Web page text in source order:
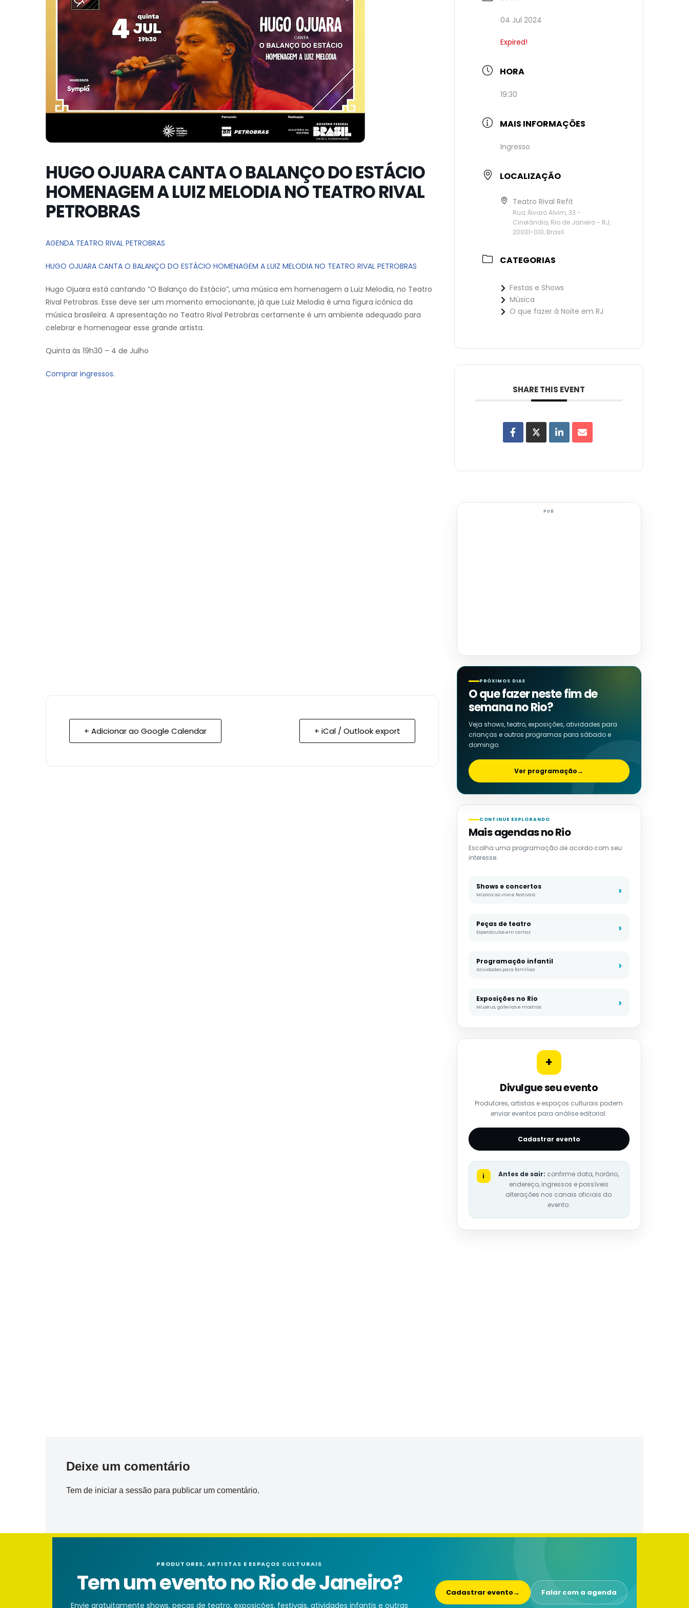
HUGO OJUARA CANTA O BALANÇO DO ESTÁCIO
HOMENAGEM A LUIZ MELODIA NO TEATRO RIVAL
PETROBRAS
AGENDA TEATRO RIVAL PETROBRAS
HUGO OJUARA CANTA O BALANÇO DO ESTÁCIO HOMENAGEM A LUIZ MELODIA NO TEATRO RIVAL PETROBRAS
Hugo Ojuara está cantando “O Balanço do Estácio”, uma música em homenagem a Luiz Melodia, no Teatro
Rival Petrobras. Esse deve ser um momento emocionante, já que Luiz Melodia é uma figura icônica da
música brasileira. A apresentação no Teatro Rival Petrobras certamente é um ambiente adequado para
celebrar e homenagear esse grande artista.
Quinta às 19h30 – 4 de Julho
Comprar ingressos.
+ Adicionar ao Google Calendar + iCal / Outlook export
04 Jul 2024
Expired!
HORA
19:30
MAIS INFORMAÇÕES
Ingresso
LOCALIZAÇÃO
Teatro Rival Refit
Rua Álvaro Alvim, 33 -
Cinelândia, Rio de Janeiro - RJ,
20031-010, Brasil
CATEGORIAS
Festas e Shows
Música
O que fazer à Noite em RJ
SHARE THIS EVENT
PUB
PRÓXIMOS DIAS
O que fazer neste fim de
semana no Rio?
Veja shows, teatro, exposições, atividades para
crianças e outros programas para sábado e
domingo.
Ver programação→
CONTINUE EXPLORANDO
Mais agendas no Rio
Escolha uma programação de acordo com seu
interesse.
Shows e concertos
Música ao vivo e festivais
Peças de teatro
Espetáculos em cartaz
Programação infantil
Atividades para famílias
Exposições no Rio
Museus, galerias e mostras
+
Divulgue seu evento
Produtores, artistas e espaços culturais podem
enviar eventos para análise editorial.
Cadastrar evento
i Antes de sair: confirme data, horário,
endereço, ingressos e possíveis
alterações nos canais oficiais do
evento.
Deixe um comentário
Tem de iniciar a sessão para publicar um comentário.
PRODUTORES, ARTISTAS E ESPAÇOS CULTURAIS
Tem um evento no Rio de Janeiro?
Envie gratuitamente shows, peças de teatro, exposições, festivais, atividades infantis e outras
Cadastrar evento→ Falar com a agenda